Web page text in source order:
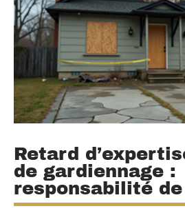
Retard
de gardiennage :
responsabilité de